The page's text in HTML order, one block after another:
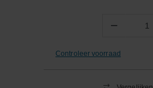
− Aantal
Controleer voorraad